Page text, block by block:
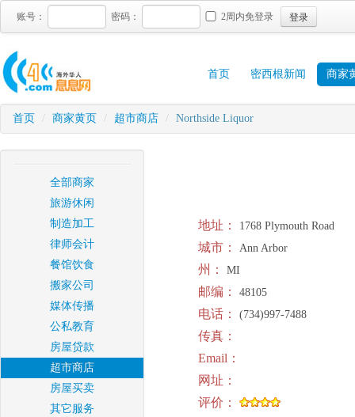
账号： 密码： 2周内免登录 登录
首页 密西根新闻 商家
首页 / 商家黄页 / 超市商店 / Northside Liquor
全部商家
旅游休闲
制造加工
律师会计
餐馆饮食
搬家公司
媒体传播
公私教育
房屋贷款
超市商店
房屋买卖
其它服务
地址： 1768 Plymouth Road
城市： Ann Arbor
州： MI
邮编： 48105
电话： (734)997-7488
传真：
Email：
网址：
评价：